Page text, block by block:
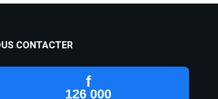
CONTACTER
f
126 000